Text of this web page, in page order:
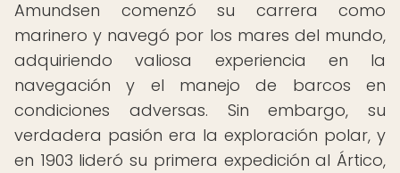
Amundsen comenzó su carrera como
marinero y navegó por los mares del mundo,
adquiriendo valiosa experiencia en la
navegación y el manejo de barcos en
condiciones adversas. Sin embargo, su
verdadera pasión era la exploración polar, y
en 1903 lideró su primera expedición al Ártico,